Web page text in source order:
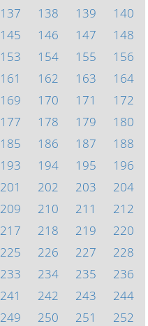
137 138 139
140
145 146 147
148
153 154 155
156
161 162 163
164
169 170 171
172
177 178 179
180
185 186 187
188
193 194 195
196
201 202 203
204
209 210 211
212
217 218 219
220
225 226 227
228
233 234 235
236
241 242 243
244
249 250 251
252